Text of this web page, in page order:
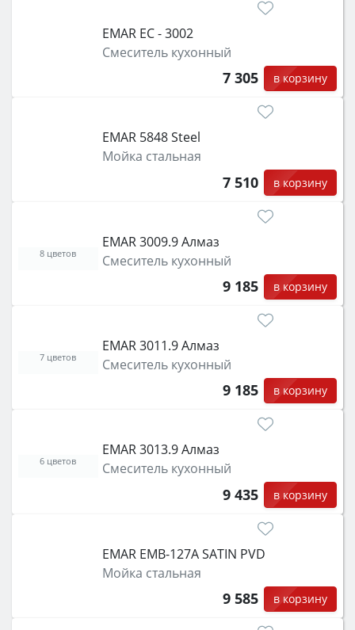
EMAR ЕС - 3002
Смеситель кухонный
7 305 в корзину
EMAR 5848 Steel
Мойка стальная
7 510 в корзину
EMAR 3009.9 Алмаз
Смеситель кухонный
9 185 в корзину
8 цветов
EMAR 3011.9 Алмаз
Смеситель кухонный
9 185 в корзину
7 цветов
EMAR 3013.9 Алмаз
Смеситель кухонный
9 435 в корзину
6 цветов
EMAR EMB-127A SATIN PVD
Мойка стальная
9 585 в корзину